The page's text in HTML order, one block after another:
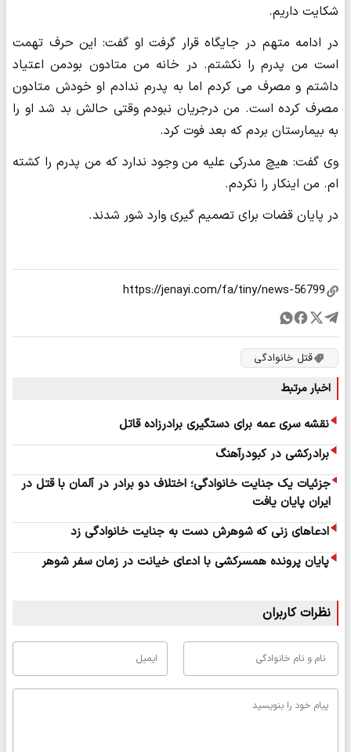
شکایت داریم.
در ادامه متهم در جایگاه قرار گرفت او گفت: این حرف تهمت
است من پدرم را نکشتم. در خانه من متادون بودمن اعتیاد
داشتم و مصرف می کردم اما به پدرم ندادم او خودش متادون
مصرف کرده است. من درجریان نبودم وقتی حالش بد شد او را
به بیمارستان بردم که بعد فوت کرد.
وی گفت: هیچ مدرکی علیه من وجود ندارد که من پدرم را کشته
ام. من اینکار را نکردم.
در پایان قضات برای تصمیم گیری وارد شور شدند.
قتل خانوادگی
اخبار مرتبط
نقشه سری عمه برای دستگیری برادرزاده قاتل
برادرکشی در کبودرآهنگ
جزئیات یک جنایت خانوادگی؛ اختلاف دو برادر در آلمان با قتل در
ایران پایان یافت
ادعاهای زنی که شوهرش دست به جنایت خانوادگی زد
پایان پرونده همسرکشی با ادعای خیانت در زمان سفر شوهر
نظرات کاربران